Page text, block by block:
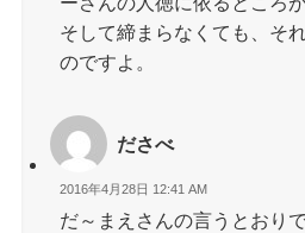
そして締まらなくても、そ
のですよ。
ださべ
2016年4月28日 12:41 AM
だ～まえさんの言うとおりで